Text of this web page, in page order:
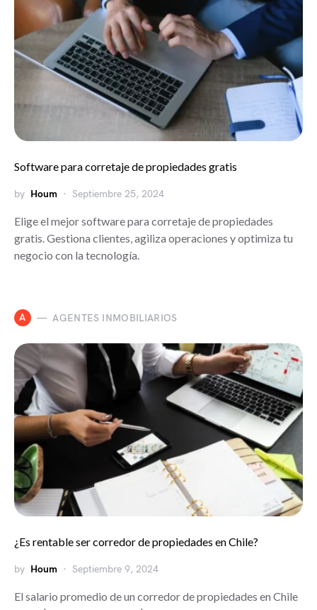
Software para corretaje de propiedades gratis
by Houm Septiembre 25, 2024
Elige el mejor software para corretaje de propiedades
gratis. Gestiona clientes, agiliza operaciones y optimiza tu
negocio con la tecnología.
A AGENTES INMOBILIARIOS
¿Es rentable ser corredor de propiedades en Chile?
by Houm Septiembre 9, 2024
El salario promedio de un corredor de propiedades en Chile